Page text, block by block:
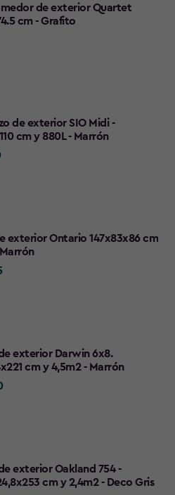
de exterior Quartet
cm - Grafito
de exterior SIO Midi -
cm y 880L - Marrón
exterior Ontario 147x83x86 cm
exterior Darwin 6x8.
cm y 4,5m2 - Marrón
exterior Oakland 754 -
cm y 2,4m2 - Deco Gris